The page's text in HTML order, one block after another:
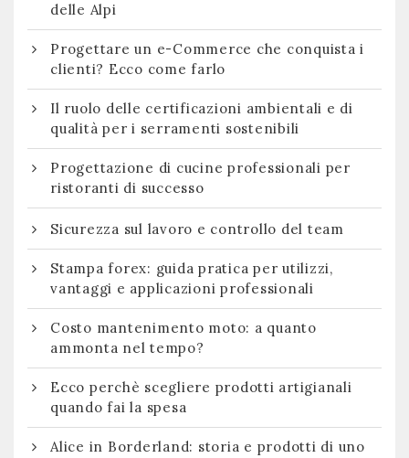
delle Alpi
Progettare un e-Commerce che conquista i
clienti? Ecco come farlo
Il ruolo delle certificazioni ambientali e di
qualità per i serramenti sostenibili
Progettazione di cucine professionali per
ristoranti di successo
Sicurezza sul lavoro e controllo del team
Stampa forex: guida pratica per utilizzi,
vantaggi e applicazioni professionali
Costo mantenimento moto: a quanto
ammonta nel tempo?
Ecco perchè scegliere prodotti artigianali
quando fai la spesa
Alice in Borderland: storia e prodotti di uno